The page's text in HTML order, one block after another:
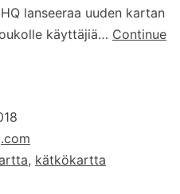
lanseeraa uuden kartan
käyttäjiä… Continue
, kätkökartta